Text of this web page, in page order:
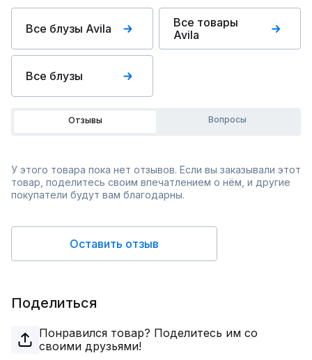
Все блузы Avila
Все товары
Avila
Все блузы
Отзывы Вопросы
У этого товара пока нет отзывов. Если вы заказывали этот
товар, поделитесь своим впечатлением о нём, и другие
покупатели будут вам благодарны.
Оставить отзыв
Поделиться
Понравился товар? Поделитесь им со
своими друзьями!